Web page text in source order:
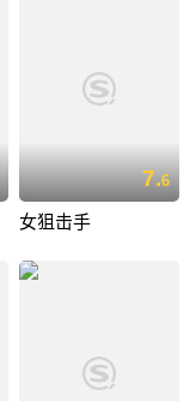
7.6
女狙击手